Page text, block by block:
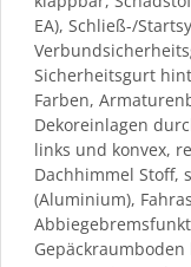
EA), Schließ-/
Sicherheitsgurt
Farben,
Dekoreinlagen
links und konvex,
Dachhimmel Stoff,
(Aluminium),